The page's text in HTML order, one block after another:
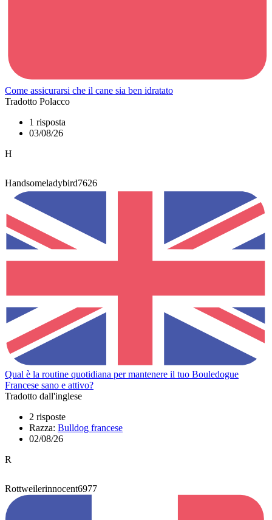
Come assicurarsi che il cane sia ben idratato
Tradotto Polacco
1 risposta
03/08/26
H
Handsomeladybird7626
Qual è la routine quotidiana per mantenere il tuo Bouledogue
Francese sano e attivo?
Tradotto dall'inglese
2 risposte
Razza: Bulldog francese
02/08/26
R
Rottweilerinnocent6977